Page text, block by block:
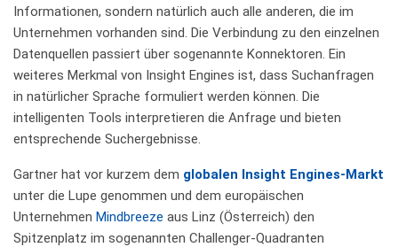
Informationen, sondern natürlich auch alle anderen, die im
Unternehmen vorhanden sind. Die Verbindung zu den einzelnen
Datenquellen passiert über sogenannte Konnektoren. Ein
weiteres Merkmal von Insight Engines ist, dass Suchanfragen
in natürlicher Sprache formuliert werden können. Die
intelligenten Tools interpretieren die Anfrage und bieten
entsprechende Suchergebnisse.
Gartner hat vor kurzem dem globalen Insight Engines-Markt
unter die Lupe genommen und dem europäischen
Unternehmen Mindbreeze aus Linz (Österreich) den
Spitzenplatz im sogenannten Challenger-Quadranten